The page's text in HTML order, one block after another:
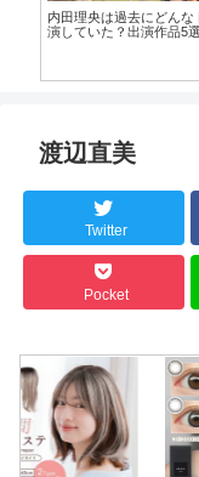
内田理央は過去にどんな
演していた？出演作品5
渡辺直美
Twitter
Pocket